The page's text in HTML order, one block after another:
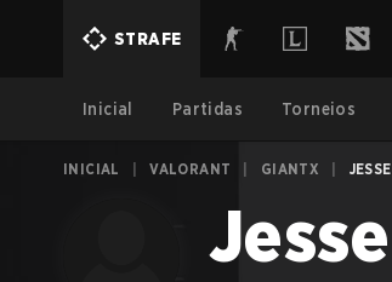
STRAFE
Inicial Partidas Torneios
INICIAL VALORANT GIANTX JESSE
Jesse